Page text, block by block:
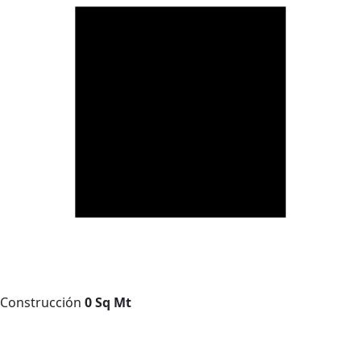
Construcción 0 Sq Mt